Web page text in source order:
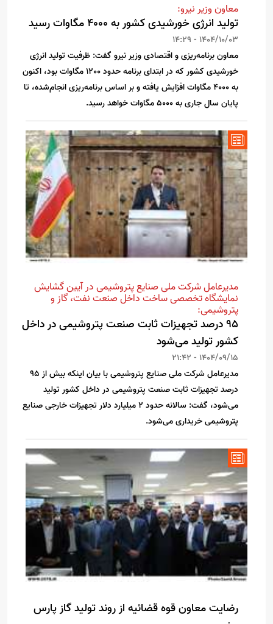
معاون وزیر نیرو:
تولید انرژی خورشیدی کشور به 4000 مگاوات رسید
1404/10/03 - 14:29
معاون برنامه‌ریزی و اقتصادی وزیر نیرو گفت: ظرفیت تولید انرژی
خورشیدی کشور که در ابتدای برنامه حدود 1200 مگاوات بود، اکنون
به 4000 مگاوات افزایش یافته و بر اساس برنامه‌ریزی انجام‌شده، تا
پایان سال جاری به 5000 مگاوات خواهد رسید.
مدیرعامل شرکت ملی صنایع پتروشیمی در آیین گشایش
نمایشگاه تخصصی ساخت داخل صنعت نفت، گاز و
پتروشیمی:
۹۵ درصد تجهیزات ثابت صنعت پتروشیمی در داخل
کشور تولید می‌شود
1404/09/15 - 21:42
مدیرعامل شرکت ملی صنایع پتروشیمی با بیان اینکه بیش از 95
درصد تجهیزات ثابت صنعت پتروشیمی در داخل کشور تولید
می‌شود، گفت: سالانه حدود ۲ میلیارد دلار تجهیزات خارجی صنایع
پتروشیمی خریداری می‌شود.
رضایت معاون قوه قضائیه از روند تولید گاز پارس